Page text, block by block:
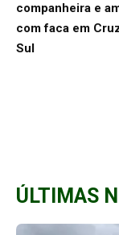
companheira e
com faca em
Sul
ÚLTIMAS